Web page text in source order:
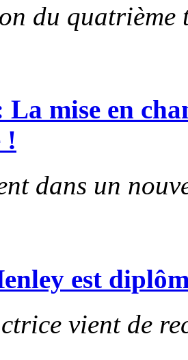
du quatrième
La mise en
!
dans un
est
vient de